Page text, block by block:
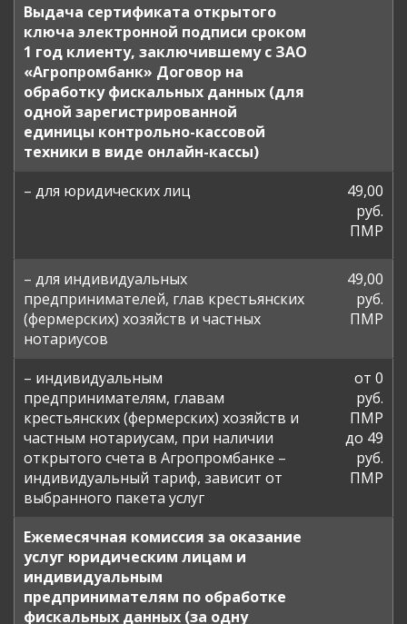
Выдача сертификата открытого
ключа электронной подписи сроком
1 год клиенту, заключившему с ЗАО
«Агропромбанк» Договор на
обработку фискальных данных (для
одной зарегистрированной
единицы контрольно-кассовой
техники в виде онлайн-кассы)
– для юридических лиц
49,00
руб.
ПМР
– для индивидуальных
предпринимателей, глав крестьянских
(фермерских) хозяйств и частных
нотариусов
49,00
руб.
ПМР
– индивидуальным
предпринимателям, главам
крестьянских (фермерских) хозяйств и
частным нотариусам, при наличии
открытого счета в Агропромбанке –
индивидуальный тариф, зависит от
выбранного пакета услуг
от 0
руб.
ПМР
до 49
руб.
ПМР
Ежемесячная комиссия за оказание
услуг юридическим лицам и
индивидуальным
предпринимателям по обработке
фискальных данных (за одну